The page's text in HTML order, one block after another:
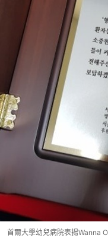
首爾大學幼兒病院表揚Wanna